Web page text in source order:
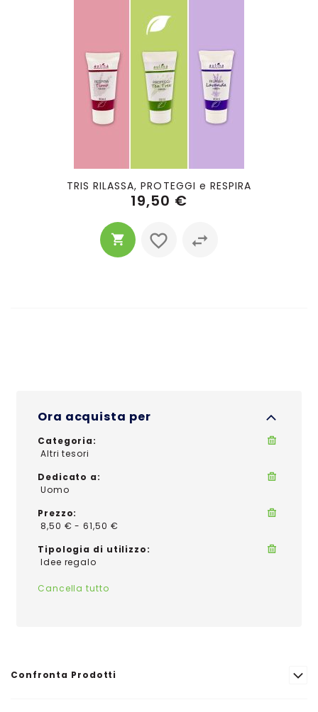
TRIS RILASSA, PROTEGGI e RESPIRA
19,50 €
Ora acquista per
Categoria
Altri tesori
Dedicato a
Uomo
Prezzo
8,50 € - 61,50 €
Tipologia di utilizzo
Idee regalo
Cancella tutto
Confronta Prodotti